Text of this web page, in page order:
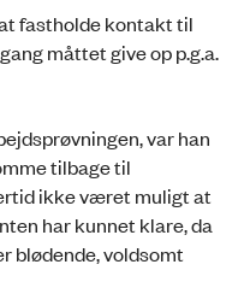
fastholde kontakt til
måttet give op p.g.a.
var han
tilbage til
ikke været muligt at
har kunnet klare, da
blødende, voldsomt